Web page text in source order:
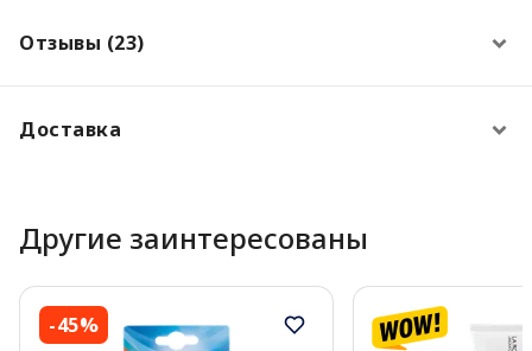
Отзывы (23)
Доставка
Другие заинтересованы
-45%